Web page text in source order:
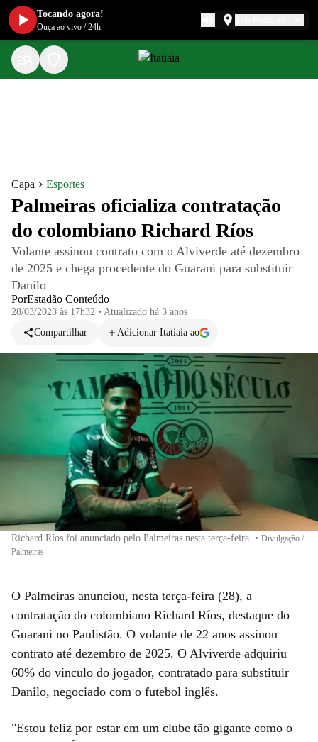
Capa Esportes
Palmeiras oficializa contratação
do colombiano Richard Ríos
Volante assinou contrato com o Alviverde até dezembro
de 2025 e chega procedente do Guarani para substituir
Danilo
PorEstadão Conteúdo
28/03/2023 às 17h32 • Atualizado há 3 anos
Compartilhar
Adicionar Itatiaia ao
Richard Ríos foi anunciado pelo Palmeiras nesta terça-feira • Divulgação /
Palmeiras
O Palmeiras anunciou, nesta terça-feira (28), a
contratação do colombiano Richard Ríos, destaque do
Guarani no Paulistão. O volante de 22 anos assinou
contrato até dezembro de 2025. O Alviverde adquiriu
60% do vínculo do jogador, contratado para substituir
Danilo, negociado com o futebol inglês.
"Estou feliz por estar em um clube tão gigante como o
Tocando agora!
Ouça ao vivo /24h